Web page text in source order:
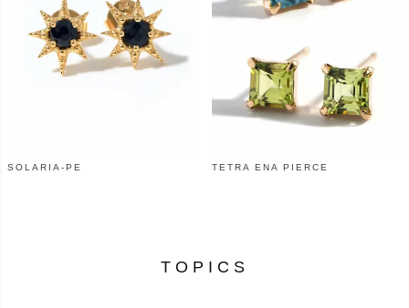
SOLARIA-PE TETRA ENA PIERCE
TOPICS